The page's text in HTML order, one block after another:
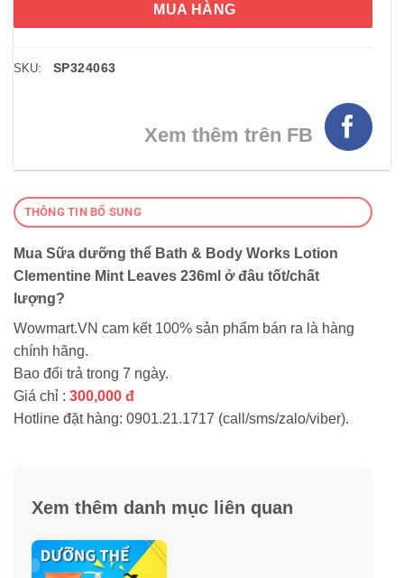
MUA HÀNG
SKU: SP324063
Xem thêm trên FB
THÔNG TIN BỔ SUNG
Mua Sữa dưỡng thể Bath & Body Works Lotion
Clementine Mint Leaves 236ml ở đâu tốt/chất
lượng?
Wowmart.VN cam kết 100% sản phẩm bán ra là hàng
chính hãng.
Bao đổi trả trong 7 ngày.
Giá chỉ : 300,000 đ
Hotline đặt hàng: 0901.21.1717 (call/sms/zalo/viber).
Xem thêm danh mục liên quan